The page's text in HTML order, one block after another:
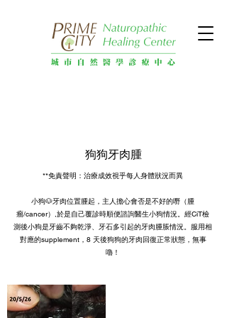
狗狗牙肉腫
**免責聲明：治療成效視乎每人身體狀況而異
小狗🐶牙肉位置腫起，主人擔心會否是不好的嘢（腫
瘤/cancer）,於是自己覆診時順便諮詢醫生小狗情況。經CiT檢
測後小狗是牙齒不夠乾淨、牙石多引起的牙肉腫脹情況。服用相
對應的supplement，8 天後狗狗的牙肉回復正常狀態，無事
嚕！